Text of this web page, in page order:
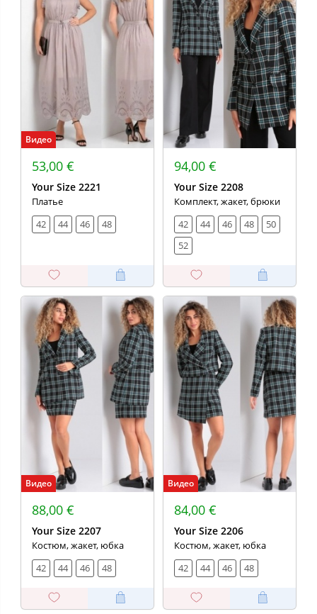
Видео
53,00 €
Your Size 2221
Платье
42
44 46 48
94,00 €
Your Size 2208
Комплект, жакет, брюки
42
44 46 48
50
52
Видео
88,00 €
Your Size 2207
Костюм, жакет, юбка
42
44 46 48
Видео
84,00 €
Your Size 2206
Костюм, жакет, юбка
42
44 46 48